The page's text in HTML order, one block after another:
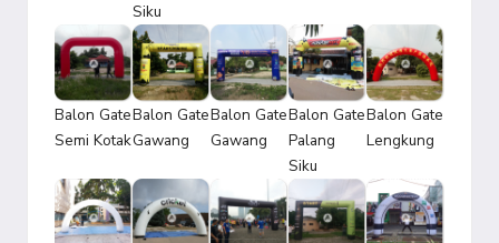
Siku
Balon Gate
Semi Kotak
Balon Gate
Gawang
Balon Gate
Gawang
Balon Gate
Palang
Siku
Balon Gate
Lengkung